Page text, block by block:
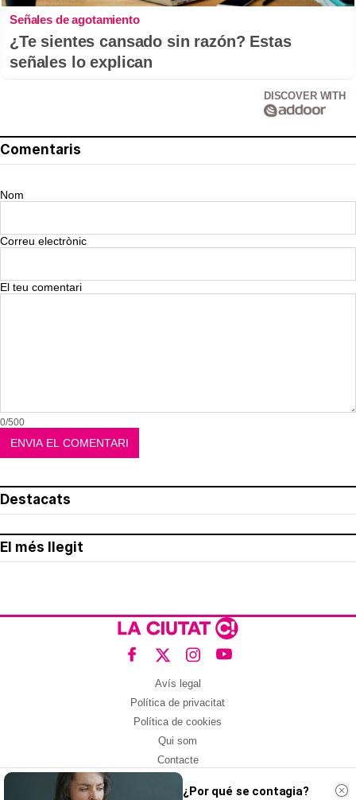
Señales de agotamiento
¿Te sientes cansado sin razón? Estas
señales lo explican
DISCOVER WITH
Comentaris
Nom
Correu electrònic
El teu comentari
0/500
Destacats
El més llegit
Avís legal
Política de privacitat
Política de cookies
Qui som
Contacte
Xarxes socials
¿Por qué se contagia?